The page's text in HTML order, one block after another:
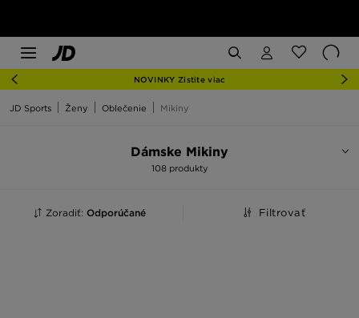
NOVINKY Zistite viac
JD Sports Ženy Oblečenie Mikiny
Dámske Mikiny
108 produkty
Zoradiť: Odporúčané Filtrovať